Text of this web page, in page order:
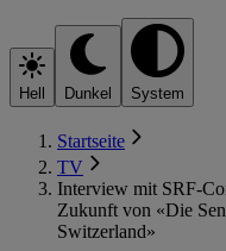
Hell Dunkel System
Startseite
TV
Interview mit SRF-
Zukunft von «Die
Switzerland»